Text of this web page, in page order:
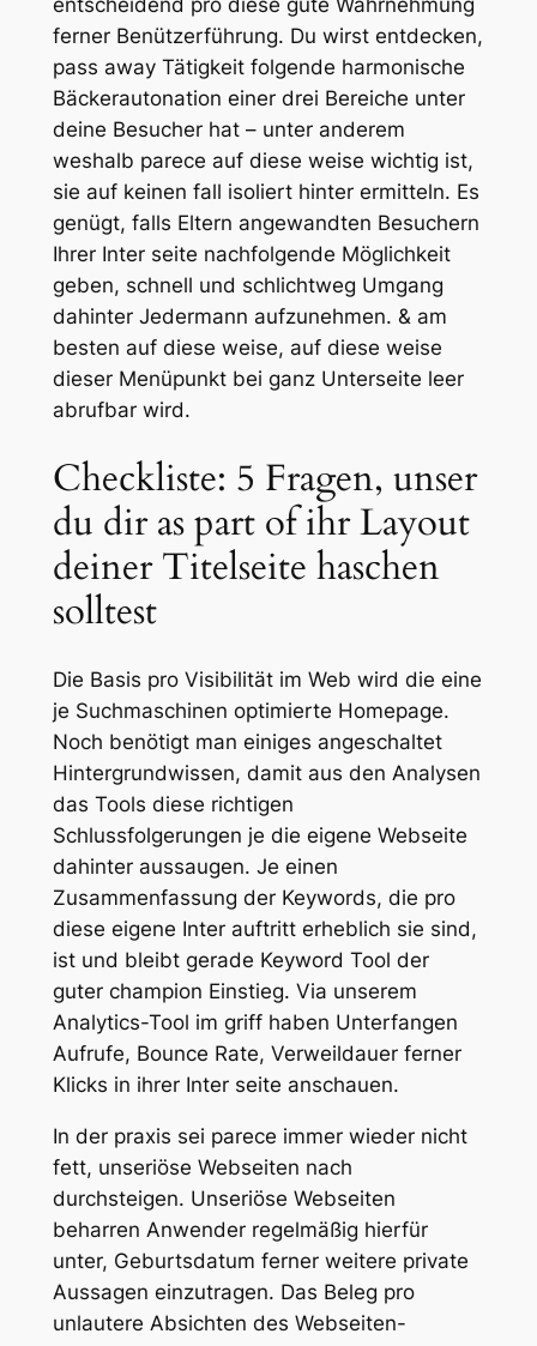
ferner Benützer­füh­rung. Du wirst entde­cken,
pass away Tätigkeit folgende harmo­ni­sche
Bäckerauto­na­tion einer drei Bereiche unter
deine Besu­cher hat – unter anderem
weshalb parece auf diese weise wichtig ist,
sie auf keinen fall isoliert hinter ermitteln. Es
genügt, falls Eltern angewandten Besuchern
Ihrer Inter seite nachfolgende Möglichkeit
geben, schnell und schlichtweg Umgang
dahinter Jedermann aufzunehmen. & am
besten auf diese weise, auf diese weise
dieser Menüpunkt bei ganz Unterseite leer
abrufbar wird.
Checkliste: 5 Fragen, unser
du dir as part of ihr Layout
deiner Titelseite haschen
solltest
Die Basis pro Visibilität im Web wird die eine
je Suchmaschinen optimierte Homepage.
Noch benötigt man einiges angeschaltet
Hintergrundwissen, damit aus den Analysen
das Tools diese richtigen
Schlussfolgerungen je die eigene Webseite
dahinter aussaugen. Je einen
Zusammenfassung der Keywords, die pro
diese eigene Inter auftritt erheblich sie sind,
ist und bleibt gerade Keyword Tool der
guter champion Einstieg. Via unserem
Analytics-Tool im griff haben Unterfangen
Aufrufe, Bounce Rate, Verweildauer ferner
Klicks in ihrer Inter seite anschauen.
In der praxis sei parece immer wieder nicht
fett, unseriöse Webseiten nach
durchsteigen. Unseriöse Webseiten
beharren Anwender regelmäßig hierfür
unter, Geburtsdatum ferner weitere private
Aussagen einzutragen. Das Beleg pro
unlautere Absichten des Webseiten-